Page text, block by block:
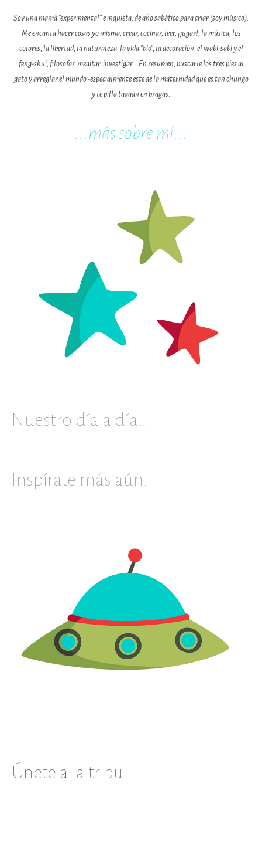
Soy una mamá "experimental" e inquieta, de año sabático para criar (soy músico).
Me encanta hacer cosas yo misma, crear, cocinar, leer, ¡jugar!, la música, los
colores, la libertad, la naturaleza, la vida "bio", la decoración, el wabi-sabi y el
feng-shui, filosofar, meditar, investigar... En resumen, buscarle los tres pies al
gato y arreglar el mundo -especialmente este de la maternidad que es tan chungo
y te pilla taaaan en bragas.
...más sobre mí...
Nuestro día a día…
Inspírate más aún!
Únete a la tribu